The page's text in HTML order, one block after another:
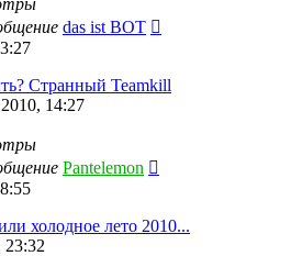
das ist BOT
Странный Teamkill
14:27
Pantelemon
холодное лето 2010...